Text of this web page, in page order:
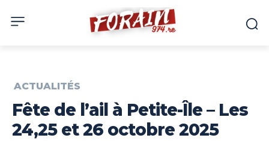
ACTUALITÉS
Fête de l’ail à Petite-Île – Les
24,25 et 26 octobre 2025